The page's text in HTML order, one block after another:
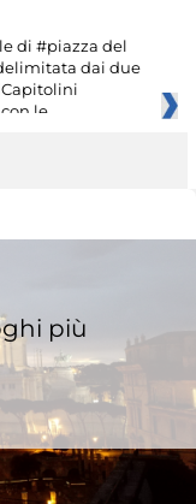
di #piazza del
dai due
le
più